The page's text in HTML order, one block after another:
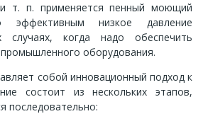
т. п. применяется пенный моющий
эффективным низкое давление
случаях, когда надо обеспечить
оборудования.
собой инновационный подход к
состоит из нескольких этапов,
последовательно: